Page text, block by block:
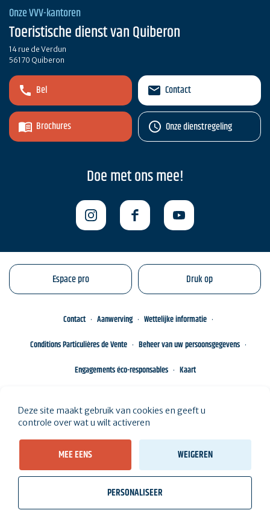
Onze VVV-kantoren
Toeristische dienst van Quiberon
14 rue de Verdun
56170 Quiberon
Bel
Brochures
Contact
Onze dienstregeling
Doe met ons mee!
Espace pro Druk op
Contact Aanwerving
Wettelijke informatie
Conditions Particulières de Vente
Beheer van uw persoonsgegevens
Engagements éco-responsables
Kaart
Deze site maakt gebruik van cookies en geeft u
controle over wat u wilt activeren
MEE EENS WEIGEREN
PERSONALISEER